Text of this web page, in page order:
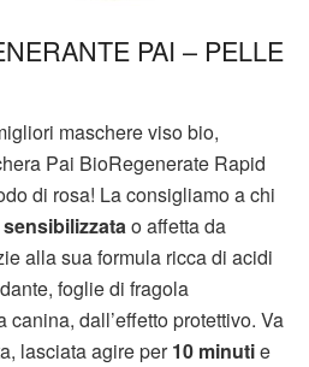
PAI – PELLE
maschere viso bio,
Pai BioRegenerate Rapid
di rosa! La consigliamo a chi
o affetta da
alla sua formula ricca di acidi
foglie di fragola
dall’effetto protettivo. Va
lasciata agire per10 minutie